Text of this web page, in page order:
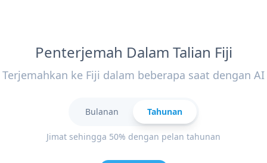
Penterjemah Dalam Talian Fiji
Terjemahkan ke Fiji dalam beberapa saat dengan AI
Bulanan Tahunan
Jimat sehingga 50% dengan pelan tahunan